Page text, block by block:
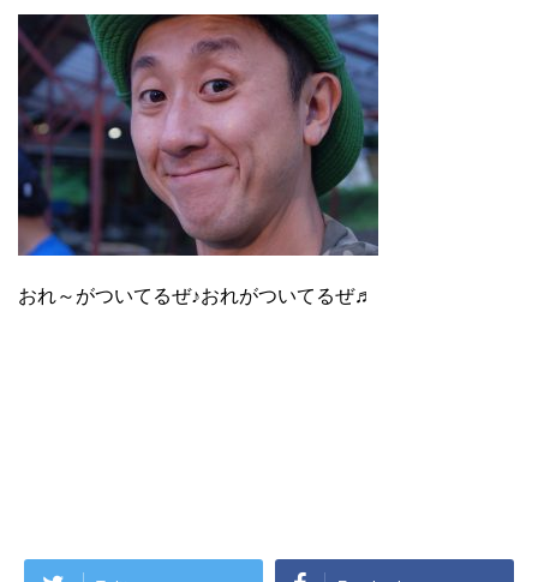
おれ～がついてるぜ♪おれがついてるぜ♬